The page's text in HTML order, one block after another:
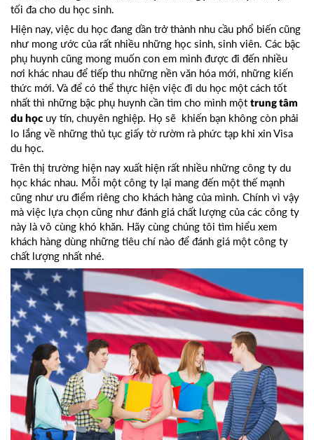
tối đa cho du học sinh.
Hiện nay, việc du học đang dần trở thành nhu cầu phổ biến cũng
như mong ước của rất nhiều những học sinh, sinh viên. Các bậc
phụ huynh cũng mong muốn con em mình được đi đến nhiều
nơi khác nhau để tiếp thu những nền văn hóa mới, những kiến
thức mới. Và để có thể thực hiện việc đi du học một cách tốt
nhất thì những bậc phụ huynh cần tìm cho mình một trung tâm
du học uy tín, chuyên nghiệp. Họ sẽ khiến bạn không còn phải
lo lắng về những thủ tục giấy tờ rườm rà phức tạp khi xin Visa
du học.
Trên thị trường hiện nay xuất hiện rất nhiều những công ty du
học khác nhau. Mỗi một công ty lại mang đến một thế mạnh
cũng như ưu điểm riêng cho khách hàng của mình. Chính vì vậy
mà việc lựa chọn cũng như đánh giá chất lượng của các công ty
này là vô cùng khó khăn. Hãy cùng chúng tôi tìm hiểu xem
khách hàng dùng những tiêu chí nào để đánh giá một công ty
chất lượng nhất nhé.